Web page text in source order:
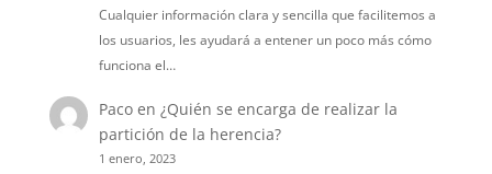
Cualquier información clara y sencilla que facilitemos a
los usuarios, les ayudará a entener un poco más cómo
funciona el…
Paco en¿Quién se encarga de realizar la
partición de la herencia?
1 enero, 2023